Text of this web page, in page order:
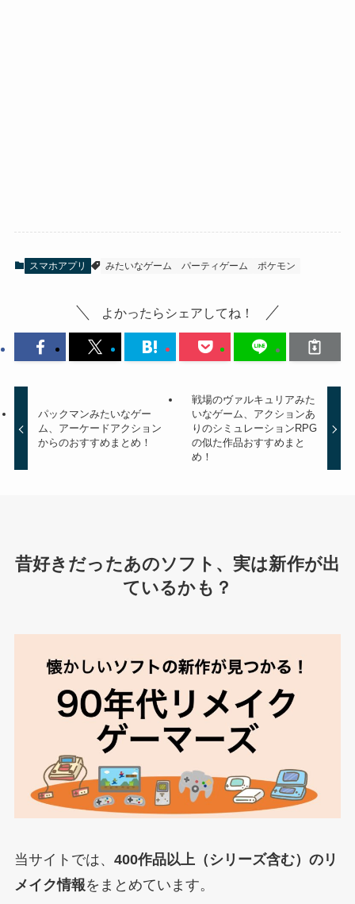
スマホアプリ みたいなゲーム パーティゲーム ポケモン
よかったらシェアしてね！
パックマンみたいなゲー
ム、アーケードアクション
からのおすすめまとめ！
戦場のヴァルキュリアみた
いなゲーム、アクションあ
りのシミュレーションRPG
の似た作品おすすめまと
め！
昔好きだったあのソフト、実は新作が出
ているかも？
当サイトでは、 400作品以上（シリーズ含む）のリ
メイク情報をまとめています。